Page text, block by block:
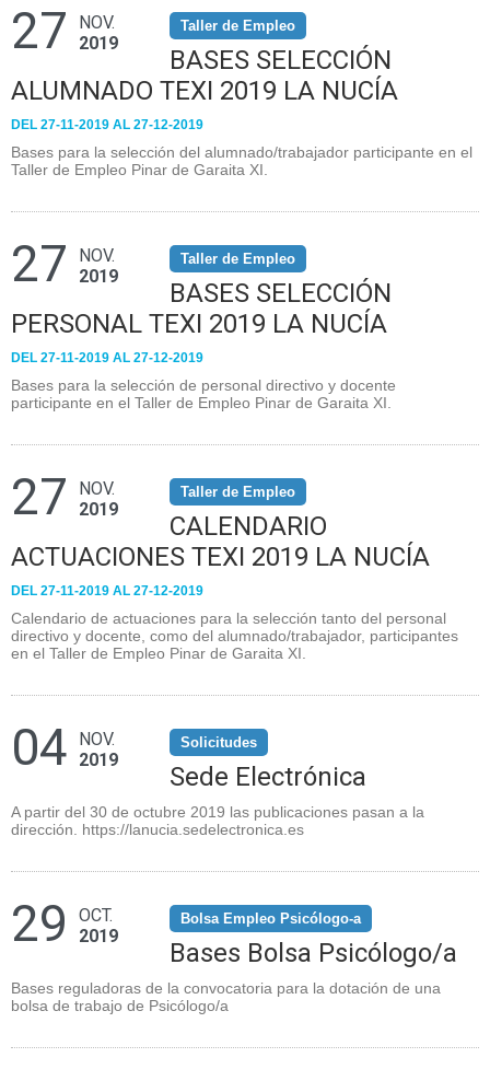
27
NOV.
2019
Taller de Empleo
BASES SELECCIÓN
ALUMNADO TEXI 2019 LA NUCÍA
DEL 27-11-2019 AL 27-12-2019
Bases para la selección del alumnado/trabajador participante en el
Taller de Empleo Pinar de Garaita XI.
27
NOV.
2019
Taller de Empleo
BASES SELECCIÓN
PERSONAL TEXI 2019 LA NUCÍA
DEL 27-11-2019 AL 27-12-2019
Bases para la selección de personal directivo y docente
participante en el Taller de Empleo Pinar de Garaita XI.
27
NOV.
2019
Taller de Empleo
CALENDARIO
ACTUACIONES TEXI 2019 LA NUCÍA
DEL 27-11-2019 AL 27-12-2019
Calendario de actuaciones para la selección tanto del personal
directivo y docente, como del alumnado/trabajador, participantes
en el Taller de Empleo Pinar de Garaita XI.
04
NOV.
2019
Solicitudes
Sede Electrónica
A partir del 30 de octubre 2019 las publicaciones pasan a la
dirección. https://lanucia.sedelectronica.es
29
OCT.
2019
Bolsa Empleo Psicólogo-a
Bases Bolsa Psicólogo/a
Bases reguladoras de la convocatoria para la dotación de una
bolsa de trabajo de Psicólogo/a